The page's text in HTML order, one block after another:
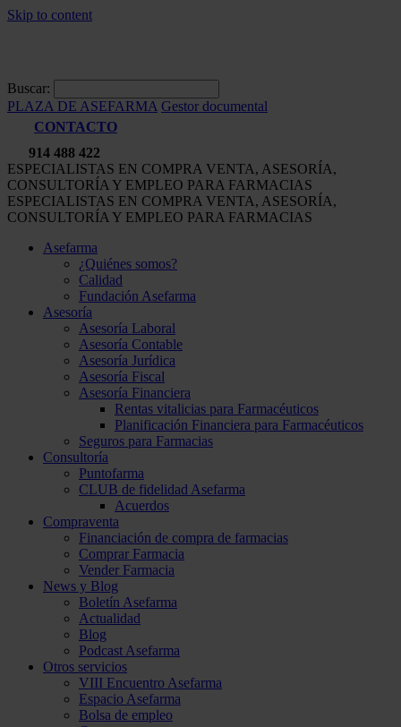
Skip to content
Buscar:
PLAZA DE ASEFARMA Gestor documental
CONTACTO
914 488 422
ESPECIALISTAS EN COMPRA VENTA, ASESORÍA,
CONSULTORÍA Y EMPLEO PARA FARMACIAS
ESPECIALISTAS EN COMPRA VENTA, ASESORÍA,
CONSULTORÍA Y EMPLEO PARA FARMACIAS
Asefarma
¿Quiénes somos?
Calidad
Fundación Asefarma
Asesoría
Asesoría Laboral
Asesoría Contable
Asesoría Jurídica
Asesoría Fiscal
Asesoría Financiera
Rentas vitalicias para Farmacéuticos
Planificación Financiera para Farmacéuticos
Seguros para Farmacias
Consultoría
Puntofarma
CLUB de fidelidad Asefarma
Acuerdos
Compraventa
Financiación de compra de farmacias
Comprar Farmacia
Vender Farmacia
News y Blog
Boletín Asefarma
Actualidad
Blog
Podcast Asefarma
Otros servicios
VIII Encuentro Asefarma
Espacio Asefarma
Bolsa de empleo